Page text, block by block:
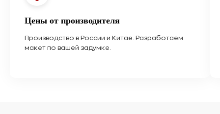
Цены от производителя
Производство в России и Китае. Разработаем
макет по вашей задумке.